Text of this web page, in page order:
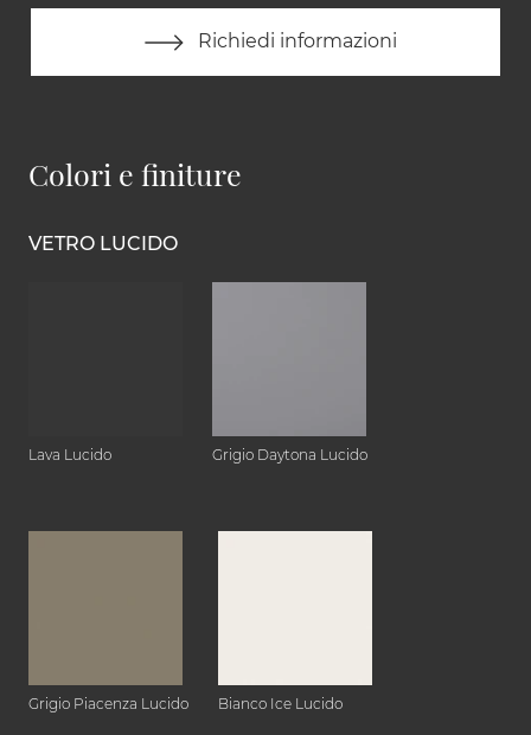
Richiedi informazioni
Colori e finiture
VETRO LUCIDO
Lava Lucido Grigio Daytona Lucido
Grigio Piacenza Lucido Bianco Ice Lucido